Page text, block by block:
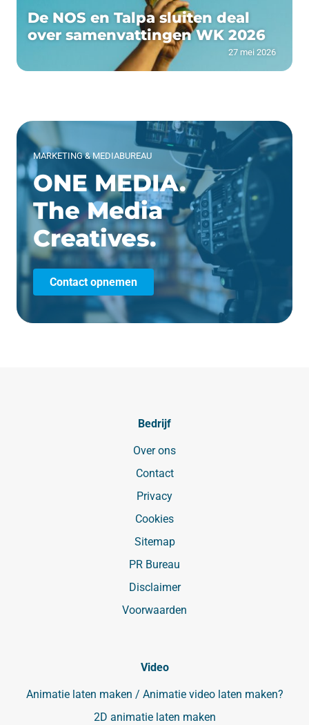
De NOS en Talpa sluiten deal
over samenvattingen WK 2026
27 mei 2026
MARKETING & MEDIABUREAU
ONE MEDIA.
The Media
Creatives.
Contact opnemen
Bedrijf
Over ons
Contact
Privacy
Cookies
Sitemap
PR Bureau
Disclaimer
Voorwaarden
Video
Animatie laten maken / Animatie video laten maken?
2D animatie laten maken